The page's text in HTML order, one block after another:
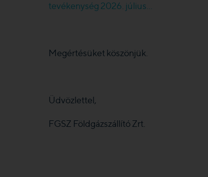
tevékenység 2026. július...
Megértésüket köszönjük.
Üdvözlettel,
FGSZ Földgázszállító Zrt.